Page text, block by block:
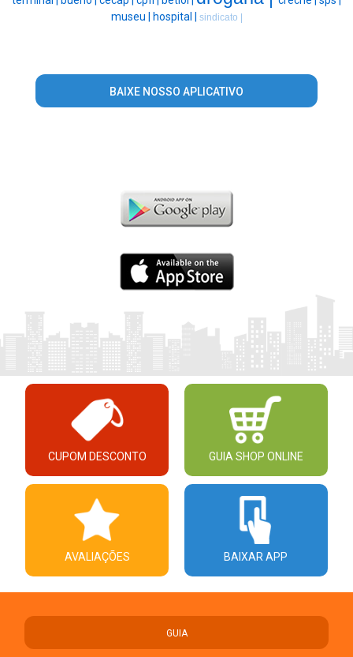
museu |
hospital | sindicato |
BAIXE NOSSO APLICATIVO
CUPOM DESCONTO GUIA SHOP ONLINE
AVALIAÇÕES BAIXAR APP
GUIA